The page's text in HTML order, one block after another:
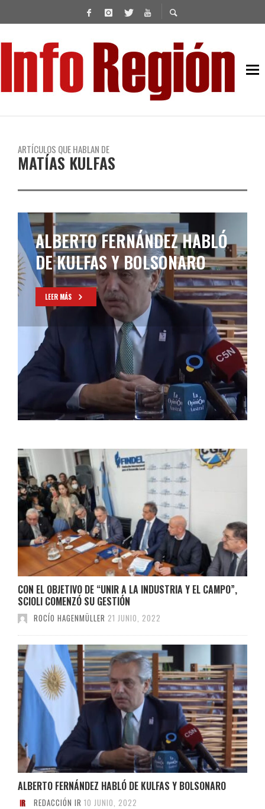
ARTÍCULOS QUE HABLAN DE
MATÍAS KULFAS
MATÍAS KULFAS NEGÓ
HECHOS DE CORRUPCIÓN
RELACIONADOS CON EL
GASODUCTO
LEER MÁS
CON EL OBJETIVO DE “UNIR A LA INDUSTRIA Y EL CAMPO”,
SCIOLI COMENZÓ SU GESTIÓN
ROCÍO HAGENMÜLLER 21 JUNIO, 2022
ALBERTO FERNÁNDEZ HABLÓ DE KULFAS Y BOLSONARO
REDACCIÓN IR 10 JUNIO, 2022